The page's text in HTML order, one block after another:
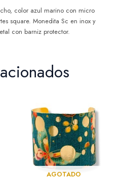
color azul marino con micro
square. Monedita Sc en inox y
con barniz protector.
AGOTADO